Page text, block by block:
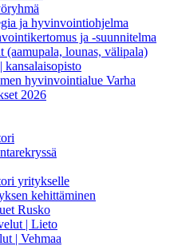
ja hyvinvointiohjelma
ja -suunnitelma
(aamupala, lounas, välipala)
kansalaisopisto
hyvinvointialue Varha
2026
yritykselle
kehittäminen
Rusko
| Lieto
| Vehmaa